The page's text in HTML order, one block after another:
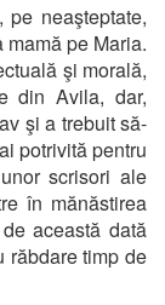
neaşteptate,
pe Maria.
şi morală,
din Avila, dar,
şi a trebuit să-
potrivită pentru
scrisori ale
în mănăstirea
această dată
răbdare timp de